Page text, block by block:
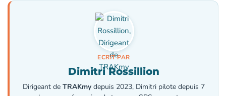
ECRIT PAR
Dimitri Rossillion
Dirigeant de TRAKmy depuis 2023, Dimitri pilote depuis 7